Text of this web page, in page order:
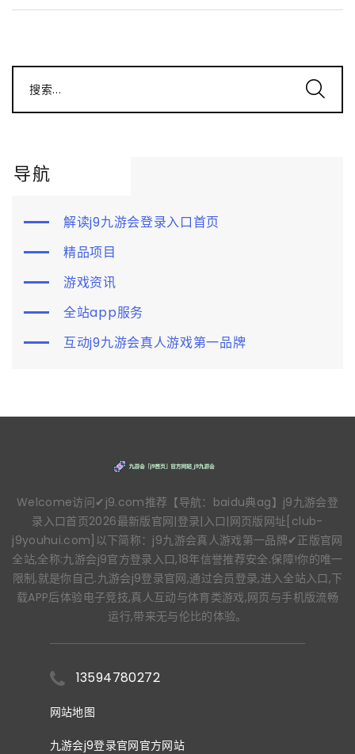
搜索...
导航
解读j9九游会登录入口首页
精品项目
游戏资讯
全站app服务
互动j9九游会真人游戏第一品牌
Welcome访问✔j9.com推荐【导航：baidu典ag】j9九游会登
录入口首页2026最新版官网|登录|入口|网页版网址[club-
j9youhui.com]以下简称：j9九游会真人游戏第一品牌✔正版官网
全站,全称:九游会j9官方登录入口,18年信誉推荐安全.保障!你的唯一
限制,就是你自己.九游会j9登录官网,通过会员登录,进入全站入口,下
载APP后体验电子竞技,真人互动与体育类游戏,网页与手机版流畅
运行,带来无与伦比的体验。
13594780272
网站地图
九游会j9登录官网官方网站